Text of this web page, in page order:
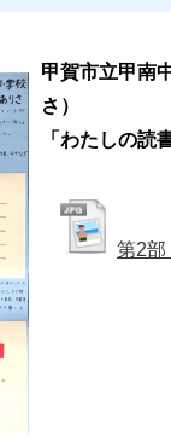
甲賀市立甲南
さ）
「わたしの読
第2部